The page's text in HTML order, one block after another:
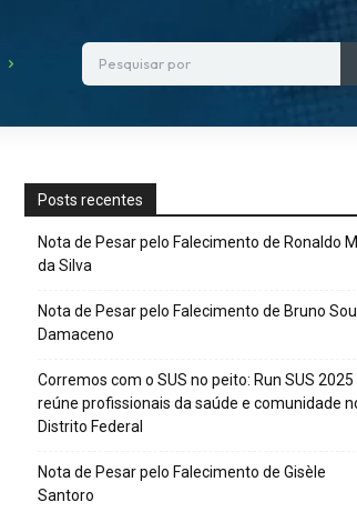
Pesquisar por
Posts recentes
Nota de Pesar pelo Falecimento de Ronaldo
da Silva
Nota de Pesar pelo Falecimento de Bruno
Damaceno
Corremos com o SUS no peito: Run SUS 2025
reúne profissionais da saúde e comunidade
Distrito Federal
Nota de Pesar pelo Falecimento de Gisèle
Santoro